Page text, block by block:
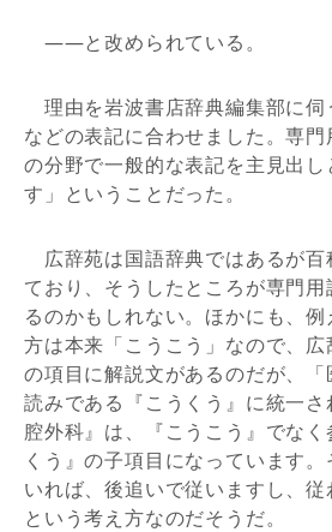
——と改められている。
理由を岩波書店辞典編集部に伺
などの表記に合わせました。専
の分野で一般的な表記を主見出し
す」ということだった。
広辞苑は国語辞典ではあるが百
ており、そうしたところが専門
るのかもしれない。ほかにも、
方は本来「こうこう」なので、広
の項目に解説文があるのだが、
読みである『こうくう』に統一
腔外科』は、『こうこう』でなく
くう』の子項目になっています
いれば、後追いで従いますし、従
という考え方なのだそうだ。